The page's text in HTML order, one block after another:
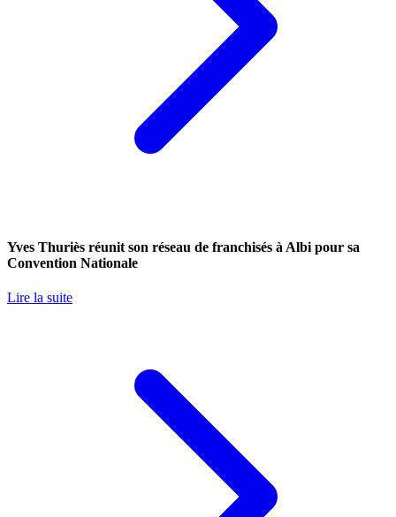
Yves Thuriès réunit son réseau de franchisés à Albi pour sa
Convention Nationale
Lire la suite